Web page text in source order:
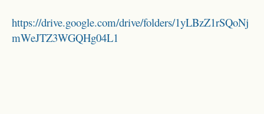
https://drive.google.com/drive/folders/1yLBzZ1rSQoNj
mWeJTZ3WGQHg04L1